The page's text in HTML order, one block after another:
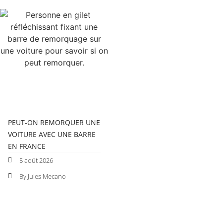
PEUT-ON REMORQUER UNE
VOITURE AVEC UNE BARRE
EN FRANCE
5 août 2026
By Jules Mecano